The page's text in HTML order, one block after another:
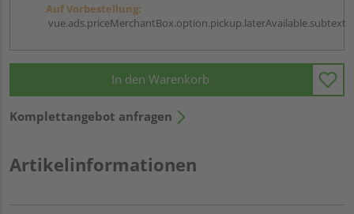
Auf Vorbestellung:
vue.ads.priceMerchantBox.option.pickup.laterAvailable.subtext
In den Warenkorb
Komplettangebot anfragen
Artikelinformationen